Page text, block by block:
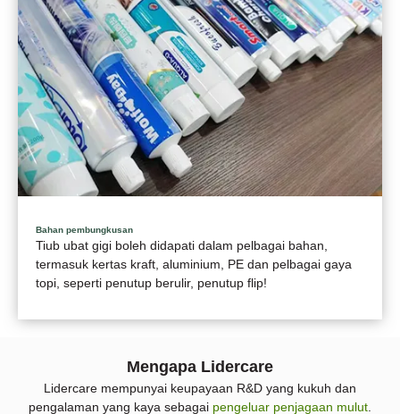
Bahan pembungkusan
Tiub ubat gigi boleh didapati dalam pelbagai bahan,
termasuk kertas kraft, aluminium, PE dan pelbagai gaya
topi, seperti penutup berulir, penutup flip!
Mengapa Lidercare
Lidercare mempunyai keupayaan R&D yang kukuh dan
pengalaman yang kaya sebagai pengeluar penjagaan mulut